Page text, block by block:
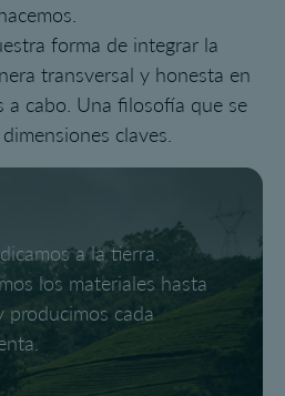
forma de integrar la
transversal y honesta en
a cabo. Una filosofía que se
claves.
a la tierra.
los materiales hasta
producimos cada